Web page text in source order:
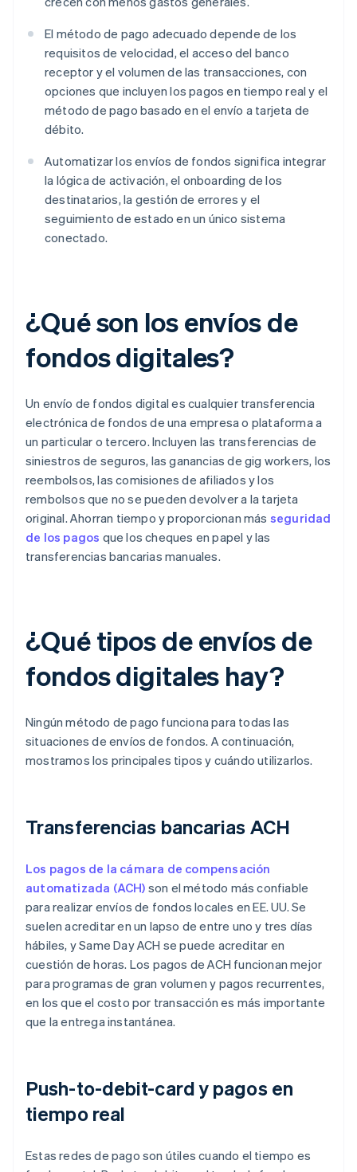
El método de pago adecuado depende de los
requisitos de velocidad, el acceso del banco
receptor y el volumen de las transacciones, con
opciones que incluyen los pagos en tiempo real y el
método de pago basado en el envío a tarjeta de
débito.
Automatizar los envíos de fondos significa integrar
la lógica de activación, el onboarding de los
destinatarios, la gestión de errores y el
seguimiento de estado en un único sistema
conectado.
¿Qué son los envíos de
fondos digitales?
Un envío de fondos digital es cualquier transferencia
electrónica de fondos de una empresa o plataforma a
un particular o tercero. Incluyen las transferencias de
siniestros de seguros, las ganancias de gig workers, los
reembolsos, las comisiones de afiliados y los
rembolsos que no se pueden devolver a la tarjeta
original. Ahorran tiempo y proporcionan más seguridad
de los pagos que los cheques en papel y las
transferencias bancarias manuales.
¿Qué tipos de envíos de
fondos digitales hay?
Ningún método de pago funciona para todas las
situaciones de envíos de fondos. A continuación,
mostramos los principales tipos y cuándo utilizarlos.
Transferencias bancarias ACH
Los pagos de la cámara de compensación
automatizada (ACH) son el método más confiable
para realizar envíos de fondos locales en EE. UU. Se
suelen acreditar en un lapso de entre uno y tres días
hábiles, y Same Day ACH se puede acreditar en
cuestión de horas. Los pagos de ACH funcionan mejor
para programas de gran volumen y pagos recurrentes,
en los que el costo por transacción es más importante
que la entrega instantánea.
Push-to-debit-card y pagos en
tiempo real
Estas redes de pago son útiles cuando el tiempo es